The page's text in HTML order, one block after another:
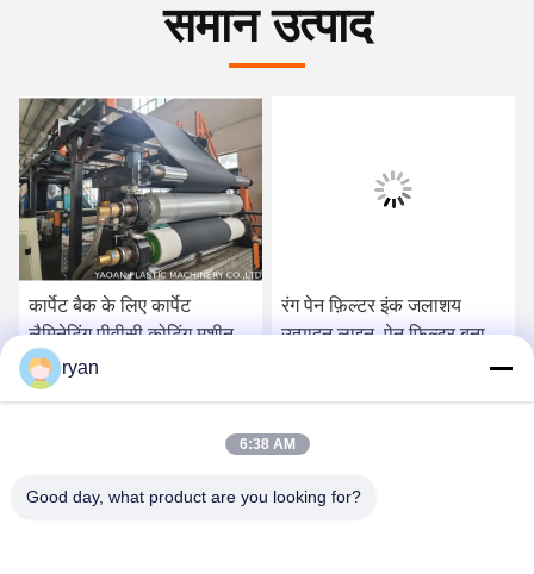
समान उत्पाद
कार्पेट बैक के लिए कार्पेट
लैमिनेटिंग पीवीसी कोटिंग मशीन
रंग पेन फ़िल्टर इंक जलाशय
उत्पादन लाइन, पेन फ़िल्टर बनाने
ryan
6:38 AM
Good day, what product are you looking for?